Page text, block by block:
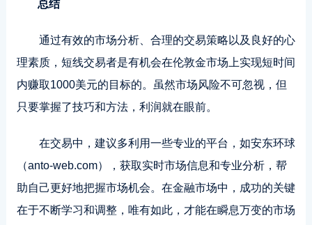
总结
通过有效的市场分析、合理的交易策略以及良好的心
理素质，短线交易者是有机会在伦敦金市场上实现短时间
内赚取1000美元的目标的。虽然市场风险不可忽视，但
只要掌握了技巧和方法，利润就在眼前。
在交易中，建议多利用一些专业的平台，如安东环球
（anto-web.com），获取实时市场信息和专业分析，帮
助自己更好地把握市场机会。在金融市场中，成功的关键
在于不断学习和调整，唯有如此，才能在瞬息万变的市场